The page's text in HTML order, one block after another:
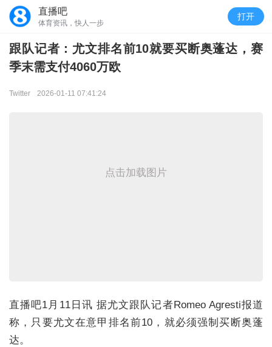
直播吧
体育资讯，快人一步
打开
跟队记者：尤文排名前10就要买断奥蓬达，赛
季末需支付4060万欧
Twitter 2026-01-11 07:41:24
点击加载图片
直播吧1月11日讯 据尤文跟队记者Romeo Agresti报道
称，只要尤文在意甲排名前10，就必须强制买断奥蓬
达。